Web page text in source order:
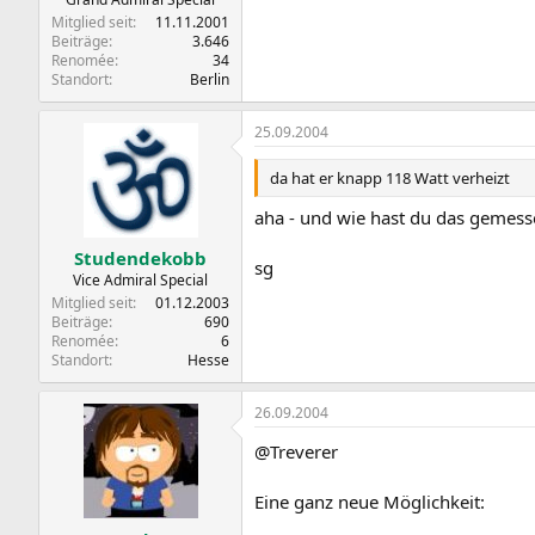
Mitglied seit
11.11.2001
Beiträge
3.646
Renomée
34
Standort
Berlin
Studendekobb
Vice Admiral Special
Mitglied seit
01.12.2003
Beiträge
690
Renomée
6
Standort
Hesse
25.09.2004
da hat er knapp 118 Watt verheizt
aha - und wie hast du das
sg
26.09.2004
@Treverer
Eine ganz neue Möglichkeit: